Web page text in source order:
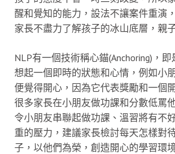
醒和覺知的能力，設法不讓案件重演
家長不盡力了解孩子的冰山底層，親
NLP有一個技術稱心錨(Anchoring)，
想起一個即時的狀態和心情，例如小
便覺得開心，因為它代表獎勵和一個
很多家長在小朋友做功課和分數低罵
令小朋友串聯起做功課、溫習將有不
重的壓力，建議家長檢討每天怎樣對
子，以他們為榮，創造開心的學習環